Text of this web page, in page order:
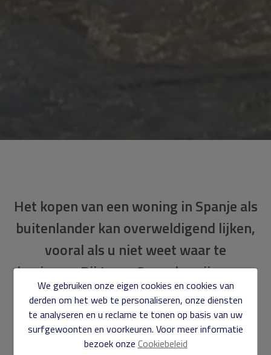
Het kopen van een woning in Spanje als
buitenlander kan overweldigend lijken,
vooral als u niet weet waar te
beginnen. BijJavea Casasbegrijpen we
de uitdagingen en staan we klaar om u
door elke stap van het proces te
begeleiden. Volg deze gids voor een
We gebruiken onze eigen cookies en cookies van
derden om het web te personaliseren, onze diensten
te analyseren en u reclame te tonen op basis van uw
surfgewoonten en voorkeuren. Voor meer informatie
bezoek onze Cookiebeleid